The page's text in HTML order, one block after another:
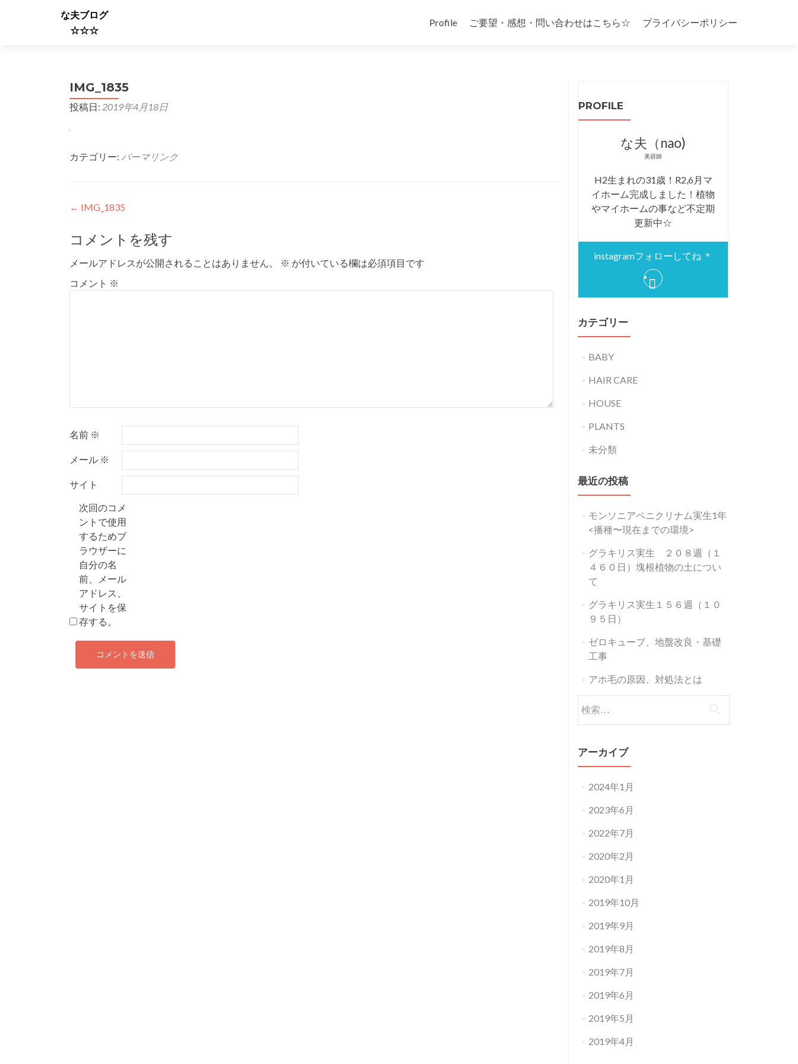
な夫ブログ
☆☆☆
ン
Profile ご要望・感想・問い合わせはこちら☆ プライバシーポリシー
IMG_1835
投稿日: 2019年4月18日
カテゴリー: パーマリンク
投
ナ
ビ
ゲ
← IMG_1835
コメントを残す
メールアドレスが公開されることはありません。 ※ が付いている欄は必須項目です
コメント ※
名前 ※
メール ※
サイト
次回のコメ
ントで使用
するためブ
ラウザーに
自分の名
前、メール
アドレス、
サイトを保
存する。
PROFILE
な夫（nao)
美容師
H2生まれの31歳！R2,6月マ
イホーム完成しました！植物
やマイホームの事など不定期
更新中☆
instagramフォローしてね ＊
カテゴリー
BABY
HAIR CARE
HOUSE
PLANTS
未分類
最近の投稿
モンソニアペニクリナム実生1年
<播種〜現在までの環境>
グラキリス実生 ２０８週（１
４６０日）塊根植物の土につい
て
グラキリス実生１５６週（１０
９５日）
ゼロキューブ、地盤改良・基礎
工事
アホ毛の原因、対処法とは
索:
アーカイブ
2024年1月
2023年6月
2022年7月
2020年2月
2020年1月
2019年10月
2019年9月
2019年8月
2019年7月
2019年6月
2019年5月
2019年4月